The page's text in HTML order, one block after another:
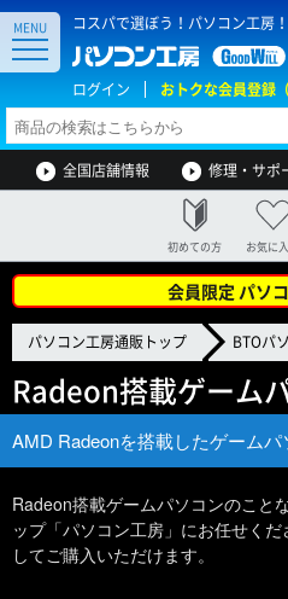
コスパで選ぼう！パソコン工房！
ログイン おトクな会員登録（
MENU
全国店舗情報 修理・サポ
初めての方 お気に
会員限定 パソ
パソコン工房通販トップ BTOパ
Radeon搭載ゲーム
AMD Radeonを搭載したゲームパ
Radeon搭載ゲームパソコンのこと
ップ「パソコン工房」にお任せく
してご購入いただけます。